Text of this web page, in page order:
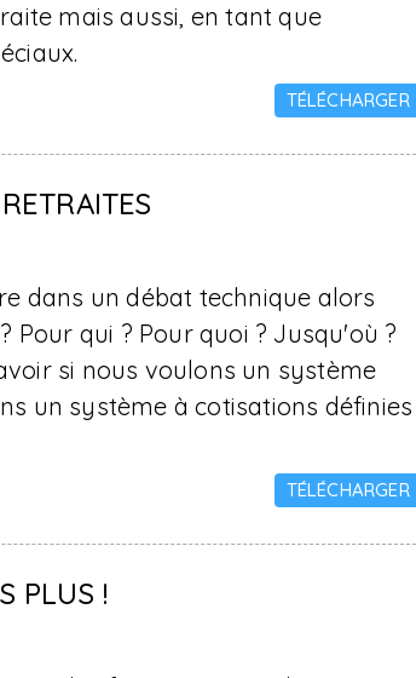
mais aussi, en tant que
TÉLÉCHARGER
dans un débat technique alors
Pour qui ? Pour quoi ? Jusqu'où ?
si nous voulons un système
un système à cotisations définies
TÉLÉCHARGER
PLUS !